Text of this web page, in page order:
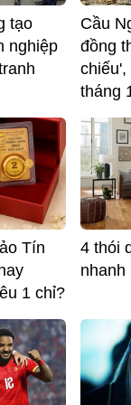
tạo
nghiệp
Cầu
đồng
chiếu',
tháng
Tín
1 chỉ?
4 thói
nhanh